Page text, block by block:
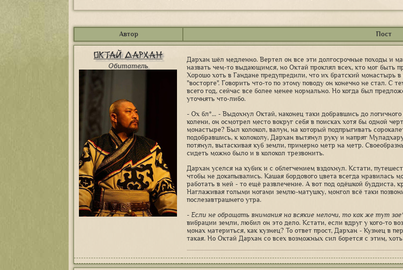
Автор Пост
Октай Дархан
Обитатель
Дархан шёл медленно. Вертел он все эти долгосрочные походы и
назвать чем-то выдающимся, но Октай проклял всех, кто мог быть
Хорошо хоть в Гандане предупредили, что их братский монастырь в
"восторге". Говорить что-то по этому поводу он конечно не стал. С
всего год, сейчас все более менее нормально. Но когда был
уточнять что-либо.
- Ох бл*... - Выдохнул Октай, наконец таки добравшись до
колени, он осмотрел место вокруг себя в поисках хотя бы одной
монастыре? Был колокол, валун, на который подпрыгивать
подобравшись, к колоколу, Дархан вытянул руку и напряг
потянул, вытаскивая куб земли, примерно метр на метр.
сидеть можно было и в колокол трезвонить.
Дархан уселся на кубик и с облегчением вздохнул. Кстати,
чтобы не докапывались. Кашая бордового цвета всегда нравилась
работать в ней - то ещё развлечение. А вот под одёшкой буддиста,
Наглаживая голыми ногами землю-матушку, монгол всё таки
послезавтрашнего утра.
- Если не обращать внимания на всякие мелочи, то как же тут
вибрации земли, любил он это дело. Кстати, если вдруг у кого-то
монах материться, как кузнец? То ответ прост, Дархан - Кузнец в
такая. Но Октай Дархан со всех возможных сил борется с этим,